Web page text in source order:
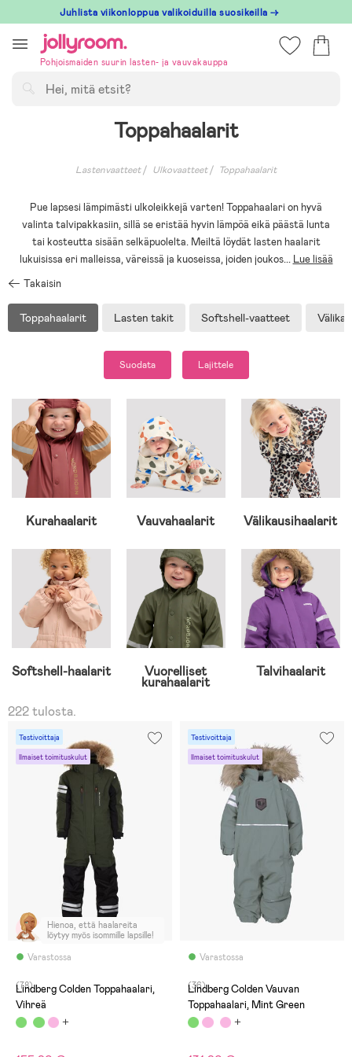
till
innehållet
Juhlista viikonloppua valikoiduilla suosikeilla →
Pohjoismaiden suurin lasten- ja vauvakauppa
Toppahaalarit
Lastenvaatteet Ulkovaatteet Toppahaalarit
Pue lapsesi lämpimästi ulkoleikkejä varten! Toppahaalari on hyvä
valinta talvipakkasiin, sillä se eristää hyvin lämpöä eikä päästä lunta
tai kosteutta sisään selkäpuolelta. Meiltä löydät lasten haalarit
lukuisissa eri malleissa, väreissä ja kuoseissa, joiden joukos... Lue lisää
Takaisin
Toppahaalarit Lasten takit Softshell-vaatteet
Suodata Lajittele
Kurahaalarit Vauvahaalarit Välikausihaalarit
Softshell-haalarit Vuorelliset
kurahaalarit
Talvihaalarit
222 tulosta.
Testivoittaja
Ilmaiset toimituskulut
Varastossa
Hienoa, että haalareita
löytyy myös isommille lapsille!
(78)
Lindberg Colden Toppahaalari,
Vihreä
Testivoittaja
Ilmaiset toimituskulut
Varastossa
(36)
Lindberg Colden Vauvan
Toppahaalari, Mint Green